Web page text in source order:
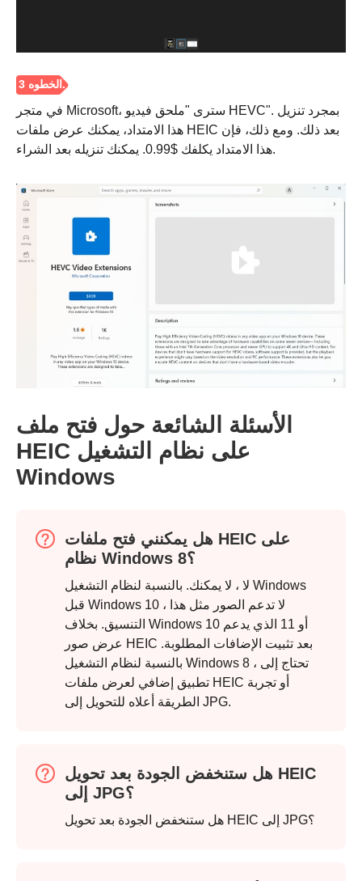
في متجر Microsoft، سترى "ملحق فيديو HEVC". بمجرد تنزيل
هذا الامتداد، يمكنك عرض ملفات HEIC بعد ذلك. ومع ذلك، فإن
هذا الامتداد يكلفك $0.99. يمكنك تنزيله بعد الشراء.
الأسئلة الشائعة حول فتح ملف
HEIC على نظام التشغيل
Windows
هل يمكنني فتح ملفات HEIC على
نظام Windows 8؟
لا ، لا يمكنك. بالنسبة لنظام التشغيل Windows
قبل Windows 10 ، لا تدعم الصور مثل هذا
التنسيق. بخلاف Windows 10 أو 11 الذي يدعم
عرض صور HEIC بعد تثبيت الإضافات المطلوبة.
بالنسبة لنظام التشغيل Windows 8 ، تحتاج إلى
تطبيق إضافي لعرض ملفات HEIC أو تجربة
الطريقة أعلاه للتحويل إلى JPG.
هل ستنخفض الجودة بعد تحويل HEIC
إلى JPG؟
هل ستنخفض الجودة بعد تحويل HEIC إلى JPG؟